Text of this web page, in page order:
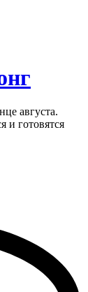
августа.
и готовятся